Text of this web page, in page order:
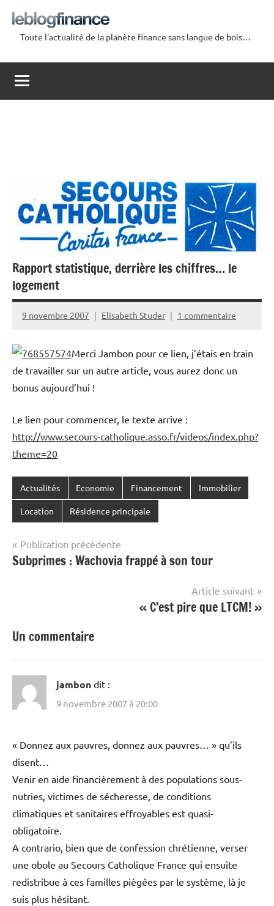
contenu
Blog
Finance
Toute l'actualité de la planète finance sans langue de bois…
Rapport statistique, derrière les chiffres… le
logement
9 novembre 2007 Elisabeth Studer 1 commentaire
Merci Jambon pour ce lien, j’étais en train
de travailler sur un autre article, vous aurez donc un
bonus aujourd’hui !
Le lien pour commencer, le texte arrive :
http://www.secours-catholique.asso.fr/videos/index.php?
theme=20
Actualités Economie Financement Immobilier
Location Résidence principale
Navigation
de
Publication précédente
Subprimes : Wachovia frappé à son tour
Article suivant
« C’est pire que LTCM! »
Un commentaire
jambon dit :
9 novembre 2007 à 20:00
« Donnez aux pauvres, donnez aux pauvres… » qu’ils
disent…
Venir en aide financièrement à des populations sous-
nutries, victimes de sécheresse, de conditions
climatiques et sanitaires effroyables est quasi-
obligatoire.
A contrario, bien que de confession chrétienne, verser
une obole au Secours Catholique France qui ensuite
redistribue à ces familles piègées par le système, là je
suis plus hésitant.